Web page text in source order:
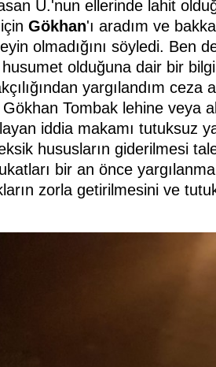
U.'nun ellerinde lahit
Gökhan'ı aradım ve
olmadığını söyledi. Ben
olduğuna dair bir
yargılandım
Gökhan Tombak lehine veya
iddia makamı tutuksuz
hususların giderilmesi
bir an önce
zorla getirilmesini ve